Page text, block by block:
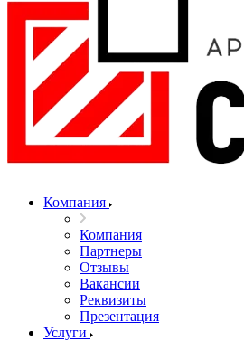
Компания
Компания
Партнеры
Отзывы
Вакансии
Реквизиты
Презентация
Услуги